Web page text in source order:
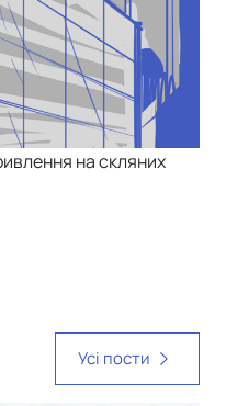
на скляних
Усі пости